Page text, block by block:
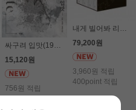
싸구려 입맛(19세 이상) - 금단
15,120원
756원 적립
내게 빌어봐 리미티드 에디션 박스 세트 (전4권세트) - 리베냐
79,200원
3,960원 적립
400point 적립